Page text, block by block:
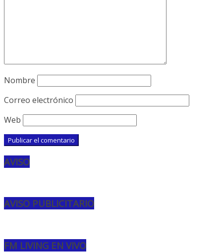
Nombre
Correo electrónico
Web
AVISO
AVISO PUBLICITARIO
FM LIVING EN VIVO